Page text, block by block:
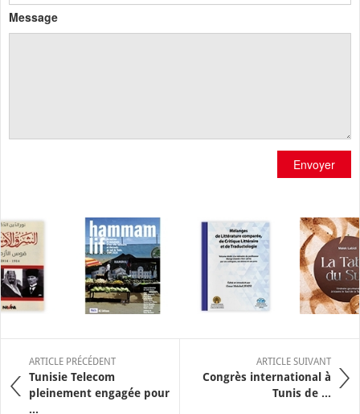
Message
Envoyer
ARTICLE PRÉCÉDENT
Tunisie Telecom
pleinement engagée pour
...
ARTICLE SUIVANT
Congrès international à
Tunis de ...